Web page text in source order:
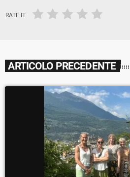
RATE IT
ARTICOLO PRECEDENTE